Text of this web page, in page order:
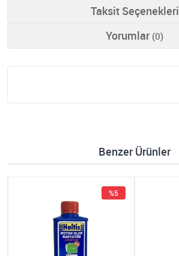
Taksit Seçenekleri
Yorumlar (0)
Benzer Ürünler
%5